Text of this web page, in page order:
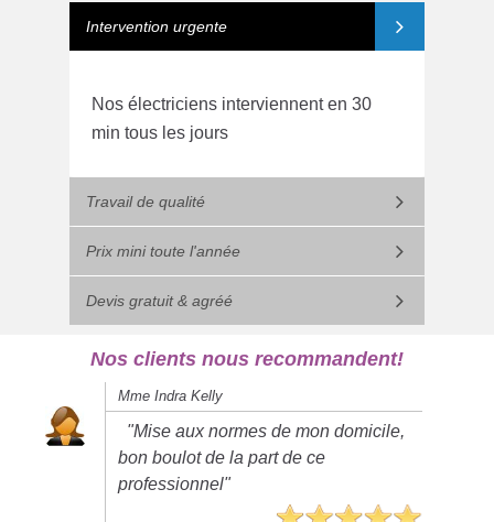
Intervention urgente
Nos électriciens interviennent en 30
min tous les jours
Travail de qualité
Prix mini toute l'année
Devis gratuit & agréé
Nos clients nous recommandent!
Mme Indra Kelly
"Mise aux normes de mon domicile,
bon boulot de la part de ce
professionnel"